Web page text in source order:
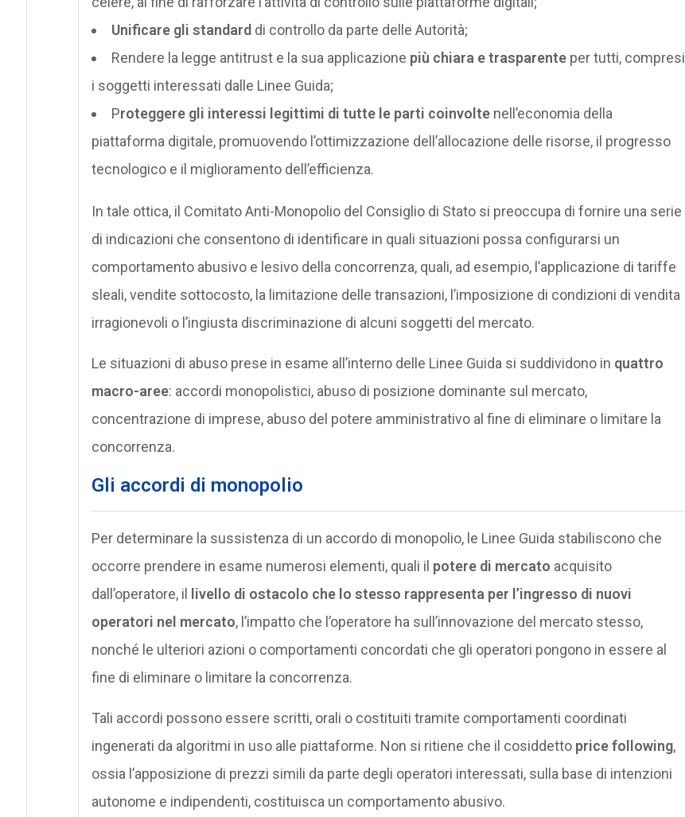
Unificare gli standarddi controllo da parte delle Autorità;
Rendere la legge antitrust e la sua applicazione più chiara e trasparenteper tutti, compresi
i soggetti interessati dalle Linee Guida;
Proteggere gli interessi legittimi di tutte le parti coinvolte nell’economia della
piattaforma digitale, promuovendo l’ottimizzazione dell’allocazione delle risorse, il progresso
tecnologico e il miglioramento dell’efficienza.
In tale ottica, il Comitato Anti-Monopolio del Consiglio di Stato si preoccupa di fornire una serie
di indicazioni che consentono di identificare in quali situazioni possa configurarsi un
comportamento abusivo e lesivo della concorrenza, quali, ad esempio, l’applicazione di tariffe
sleali, vendite sottocosto, la limitazione delle transazioni, l’imposizione di condizioni di vendita
irragionevoli o l’ingiusta discriminazione di alcuni soggetti del mercato.
Le situazioni di abuso prese in esame all’interno delle Linee Guida si suddividono in quattro
macro-aree: accordi monopolistici, abuso di posizione dominante sul mercato,
concentrazione di imprese, abuso del potere amministrativo al fine di eliminare o limitare la
concorrenza.
Gli accordi di monopolio
Per determinare la sussistenza di un accordo di monopolio, le Linee Guida stabiliscono che
occorre prendere in esame numerosi elementi, quali il potere di mercato acquisito
dall’operatore, il livello di ostacolo che lo stesso rappresenta per l’ingresso di nuovi
operatori nel mercato, l’impatto che l’operatore ha sull’innovazione del mercato stesso,
nonché le ulteriori azioni o comportamenti concordati che gli operatori pongono in essere al
fine di eliminare o limitare la concorrenza.
Tali accordi possono essere scritti, orali o costituiti tramite comportamenti coordinati
ingenerati da algoritmi in uso alle piattaforme. Non si ritiene che il cosiddetto price following,
ossia l’apposizione di prezzi simili da parte degli operatori interessati, sulla base di intenzioni
autonome e indipendenti, costituisca un comportamento abusivo.